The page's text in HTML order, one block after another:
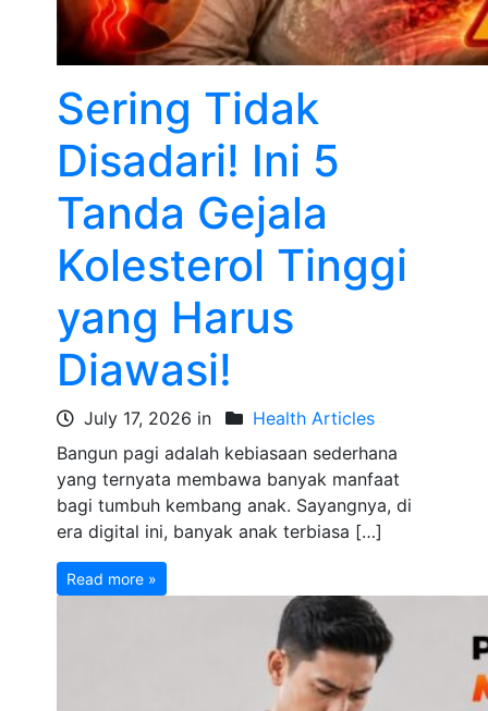
Sering Tidak
Disadari! Ini 5
Tanda Gejala
Kolesterol Tinggi
yang Harus
Diawasi!
July 17, 2026 in
Health Articles
Bangun pagi adalah kebiasaan sederhana
yang ternyata membawa banyak manfaat
bagi tumbuh kembang anak. Sayangnya, di
era digital ini, banyak anak terbiasa […]
Read more »